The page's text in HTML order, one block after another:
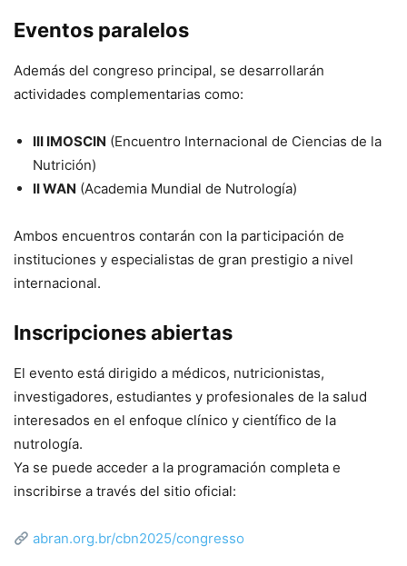
Eventos paralelos
Además del congreso principal, se desarrollarán
actividades complementarias como:
III IMOSCIN (Encuentro Internacional de Ciencias de la
Nutrición)
II WAN (Academia Mundial de Nutrología)
Ambos encuentros contarán con la participación de
instituciones y especialistas de gran prestigio a nivel
internacional.
Inscripciones abiertas
El evento está dirigido a médicos, nutricionistas,
investigadores, estudiantes y profesionales de la salud
interesados en el enfoque clínico y científico de la
nutrología.
Ya se puede acceder a la programación completa e
inscribirse a través del sitio oficial:
abran.org.br/cbn2025/congresso